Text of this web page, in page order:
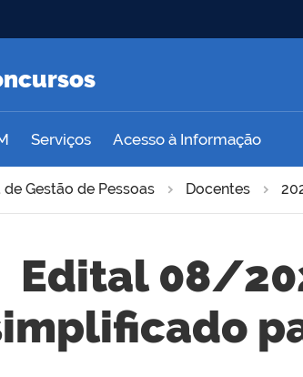
Serviços Acesso à Informação
Gestão de Pessoas Docentes
Edital 08/